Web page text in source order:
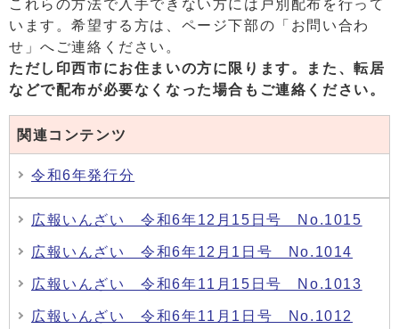
これらの方法で入手できない方には戸別配布を行って
います。希望する方は、ページ下部の「お問い合わ
せ」へご連絡ください。
ただし印西市にお住まいの方に限ります。また、転居
などで配布が必要なくなった場合もご連絡ください。
関連コンテンツ
令和6年発行分
広報いんざい 令和6年12月15日号 No.1015
広報いんざい 令和6年12月1日号 No.1014
広報いんざい 令和6年11月15日号 No.1013
広報いんざい 令和6年11月1日号 No.1012